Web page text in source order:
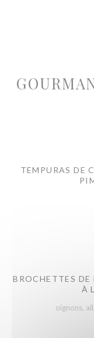
TEMPURAS DE
BROCHETTES
À
oignons,